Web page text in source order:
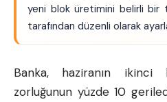
yeni blok üretimini belirli
tarafından düzenli olarak
Banka, haziranın ikinci
zorluğunun yüzde 10